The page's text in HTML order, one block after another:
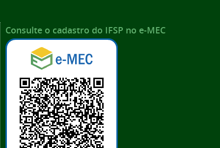
Consulte o cadastro do IFSP no e-MEC